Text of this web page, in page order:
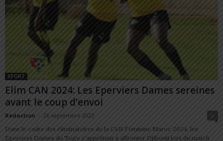
SPORT
Elim CAN 2024: Les Eperviers Dames sereines
avant le coup d’envoi
Redaction - 26 septembre 2023
0
Dans le cadre des éliminatoires de la CAN Féminine Maroc 2024, les
Eperviers Dames du Togo s'apprêtent à affronter Djibouti lors du match